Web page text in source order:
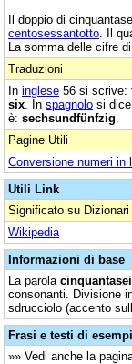
Il doppio di
centosessantotto . Il
La somma delle cifre
Traduzioni
In inglese 56 si scrive:
six . In spagnolo si
è: sechsundfünfzig
Pagine Utili
Conversione numeri in
Utili Link
Significato su
Wikipedia
Informazioni di base
La parola cinquantasei
consonanti. Divisione
sdrucciolo (accento
Frasi e testi di
»» Vedi anche la